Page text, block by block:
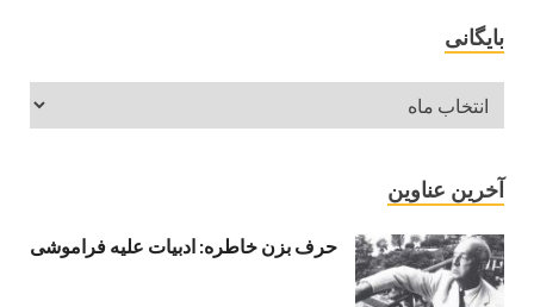
بایگانی
آخرین عناوین
حرف بزن خاطره: ادبیات علیه فراموشی